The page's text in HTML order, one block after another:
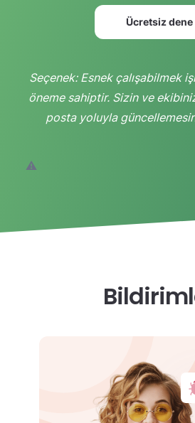
Ücretsiz dene
Seçenek: Esnek çalışabilmek
öneme sahiptir. Sizin ve
posta yoluyla